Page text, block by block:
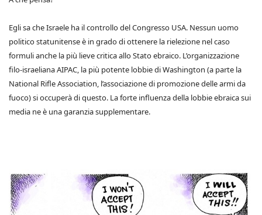
Egli sa che Israele ha il controllo del Congresso USA. Nessun uomo
politico statunitense è in grado di ottenere la rielezione nel caso
formuli anche la più lieve critica allo Stato ebraico. L’organizzazione
filo-israeliana AIPAC, la più potente lobbie di Washington (a parte la
National Rifle Association, l’associazione di promozione delle armi da
fuoco) si occuperà di questo. La forte influenza della lobbie ebraica sui
media ne è una garanzia supplementare.